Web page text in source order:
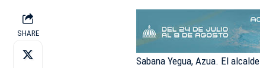
SHARE
Sabana Yegua, Azua. El